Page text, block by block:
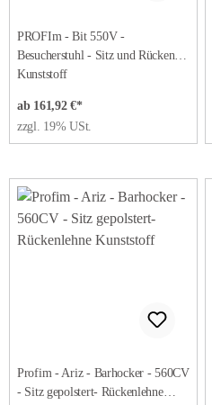
PROFIm - Bit 550V -
Besucherstuhl - Sitz und Rücken
Kunststoff
ab 161,92 €*
zzgl. 19% USt.
Profim - Ariz - Barhocker - 560CV
- Sitz gepolstert- Rückenlehne